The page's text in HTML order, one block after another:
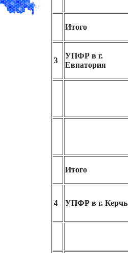
Итого
3
УПФР в г.
Евпатория
Итого
4 УПФР в г. Керчь